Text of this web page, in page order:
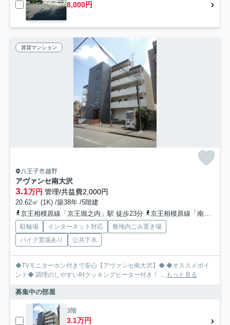
8,000円
賃貸マンション
八王子市越野
アヴァンセ南大沢
3.1万円 管理/共益費2,000円
20.62㎡ (1K) /築38年 /5階建
京王相模原線「京王堀之内」駅 徒歩23分
京王相模原線「南大沢」駅 徒歩33分
駐輪場 インターネット対応
敷地内ごみ置き場
バイク置場あり
公共下水
◆TVモニターホン付きで安心【アヴァンセ南大沢】◆ ◆オススメポイ
ント◆ 調理のしやすいIHクッキングヒーター付き！ ...
もっと見る
募集中の部屋
3階
3.1万円